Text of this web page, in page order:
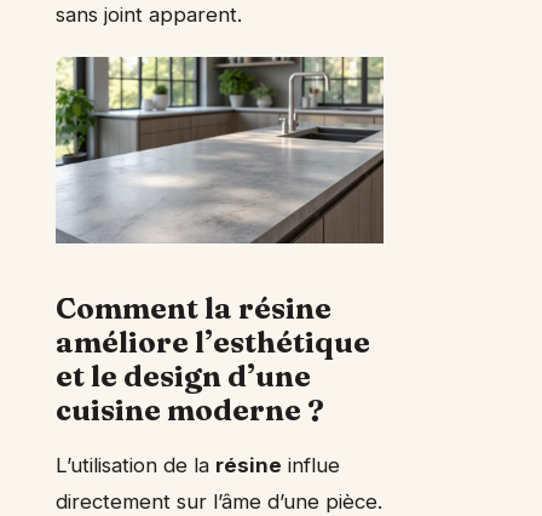
sans joint apparent.
Comment la résine
améliore l’esthétique
et le design d’une
cuisine moderne ?
L’utilisation de la résine influe
directement sur l’âme d’une pièce.